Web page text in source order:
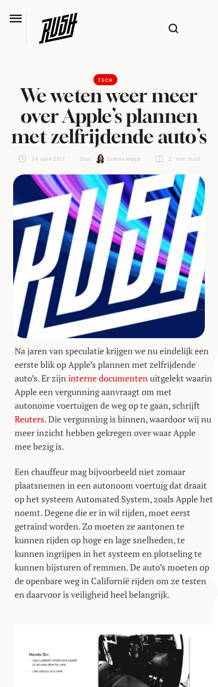
TECH
We weten weer meer
over Apple’s plannen
met zelfrijdende auto’s
24 april 2017 Door: Eveline Meijer 2 min read
Na jaren van speculatie krijgen we nu eindelijk een
eerste blik op Apple’s plannen met zelfrijdende
auto’s. Er zijninterne documentenuitgelekt waarin
Apple een vergunning aanvraagt om met
autonome voertuigen de weg op te gaan, schrijft
Reuters. Die vergunning is binnen, waardoor wij nu
meer inzicht hebben gekregen over waar Apple
mee bezig is.
Een chauffeur mag bijvoorbeeld niet zomaar
plaatsnemen in een autonoom voertuig dat draait
op het systeem Automated System, zoals Apple het
noemt. Degene die er in wil rijden, moet eerst
getraind worden. Zo moeten ze aantonen te
kunnen rijden op hoge en lage snelheden, te
kunnen ingrijpen in het systeem en plotseling te
kunnen bijsturen of remmen. De auto’s moeten op
de openbare weg in Californië rijden om ze testen
en daarvoor is veiligheid heel belangrijk.